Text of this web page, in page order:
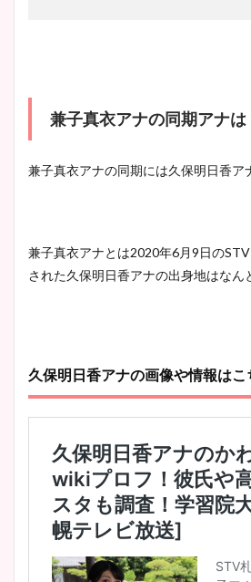
兼子真衣アナの同期アナは
兼子真衣アナの同期には久保明日香ア
兼子真衣アナとは2020年6月9日のSTV
された久保明日香アナの出身地はなん
久保明日香アナの画像や情報はこ